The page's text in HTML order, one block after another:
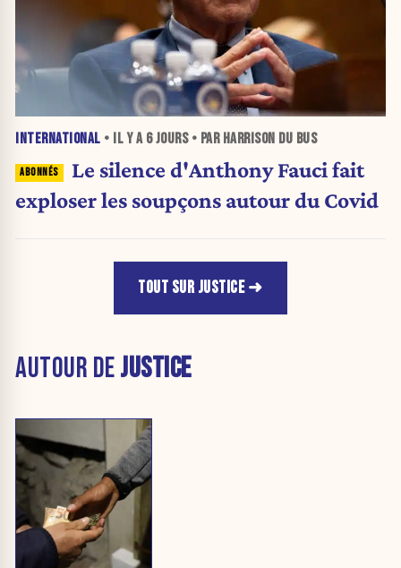
INTERNATIONAL • IL Y A 6 JOURS• PAR HARRISON DU BUS
Le silence d'Anthony Fauci fait
exploser les soupçons autour du Covid
TOUT SUR JUSTICE
AUTOUR DEJUSTICE